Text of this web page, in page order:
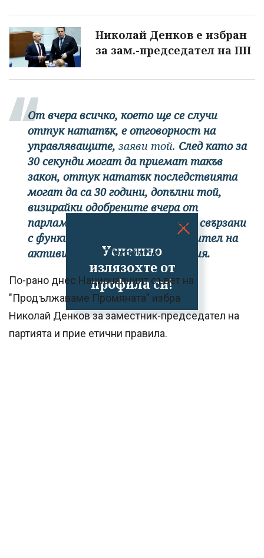
Успешно
излязохте от
профила си!
Николай Денков е избран
за зам.-председател на ПП
От вчера всичко, което ще се случи
оттук нататък, е отговорност на
управляващите, заяви той. След като за
30 секунди могат да приемат такъв
закон, оттук нататък последствията
могат да са 30 години, допълни той,
визирайки одобрените вчера от
парламента законови промени, свързани
с функциите на особения управител на
активите на "Лукойл“ в България.
По-рано днес Националният съвет на
"Продължаваме Промяната" избра
Николай Денков за заместник-председател на
партията и прие етични правила.